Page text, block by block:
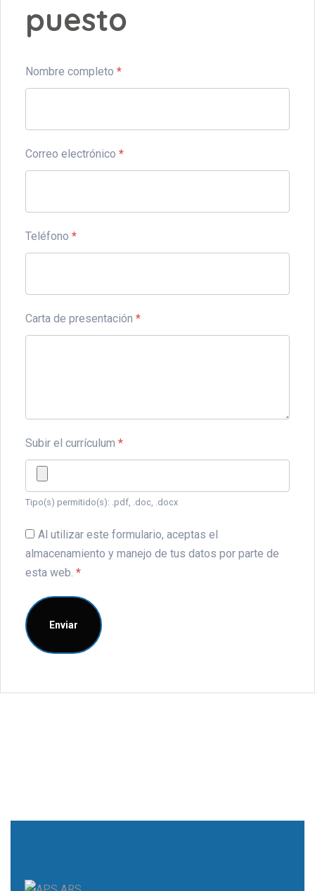
puesto
Nombre completo *
Correo electrónico *
Teléfono *
Carta de presentación *
Subir el currículum *
Tipo(s) permitido(s): .pdf, .doc, .docx
Al utilizar este formulario, aceptas el
almacenamiento y manejo de tus datos por parte de
esta web. *